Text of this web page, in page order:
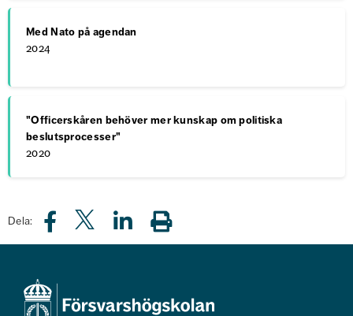
Med Nato på agendan
2024
"Officerskåren behöver mer kunskap om politiska
beslutsprocesser"
2020
Dela: